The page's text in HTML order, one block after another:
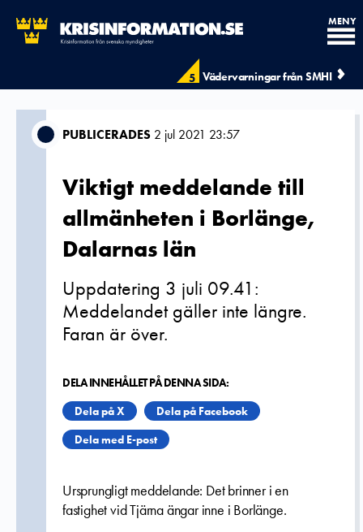
5 Vädervarningar från SMHI
MENY
PUBLICERADES 2 jul 2021 23:57
Viktigt meddelande till
allmänheten i Borlänge,
Dalarnas län
Uppdatering 3 juli 09.41:
Meddelandet gäller inte längre.
Faran är över.
DELA INNEHÅLLET PÅ DENNA SIDA:
Dela på X
Dela på Facebook
Dela med E-post
Ursprungligt meddelande: Det brinner i en
fastighet vid Tjärna ängar inne i Borlänge.